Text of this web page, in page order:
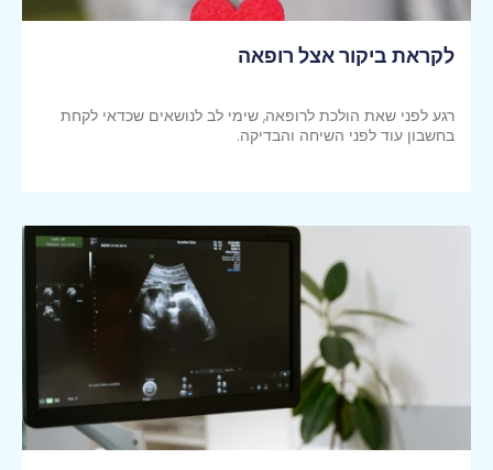
לקראת ביקור אצל רופאה
רגע לפני שאת הולכת לרופאה, שימי לב לנושאים שכדאי לקחת
בחשבון עוד לפני השיחה והבדיקה.